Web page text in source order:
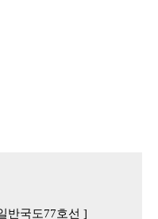
반국도77호선 ]